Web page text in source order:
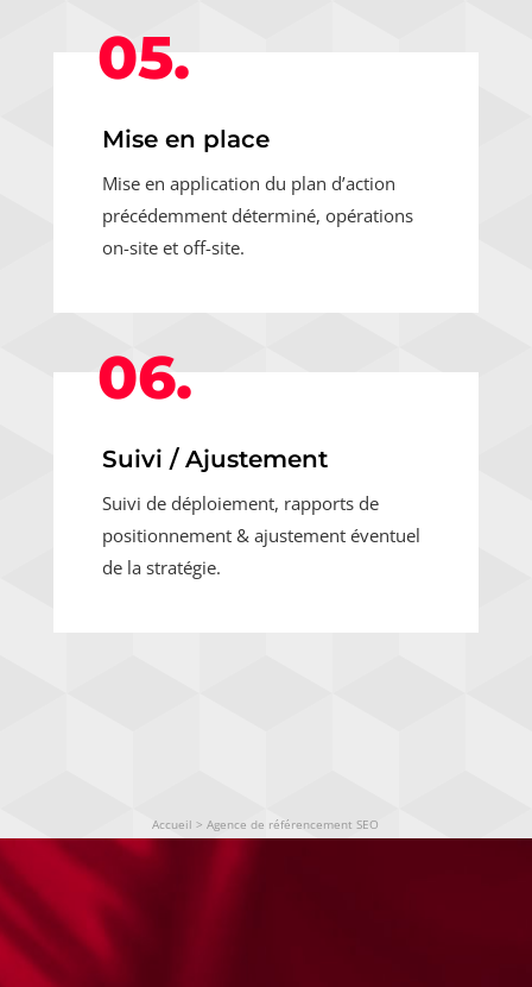
05.
Mise en place
Mise en application du plan d’action
précédemment déterminé, opérations
on-site et off-site.
06.
Suivi / Ajustement
Suivi de déploiement, rapports de
positionnement & ajustement éventuel
de la stratégie.
Accueil >Agence de référencement SEO